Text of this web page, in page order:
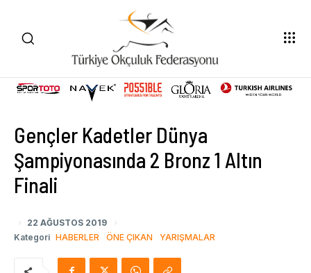
Gençler Kadetler Dünya
Şampiyonasında 2 Bronz 1 Altın
Finali
22 AĞUSTOS 2019
Kategori HABERLER ÖNE ÇIKAN YARIŞMALAR